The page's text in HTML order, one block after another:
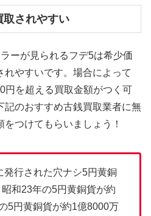
取されやすい
ーが見られるフデ5は希少価
やすいです。場合によって
円を超える買取金額がつく可
記のおすすめ古銭買取業者に無
つけてもらいましょう！
発行された穴ナシ5円黄銅
和23年の5円黄銅貨が約
5円黄銅貨が約1億8000万